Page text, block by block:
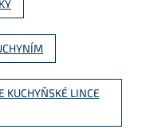
KUCHYŇSKÉ LINCE